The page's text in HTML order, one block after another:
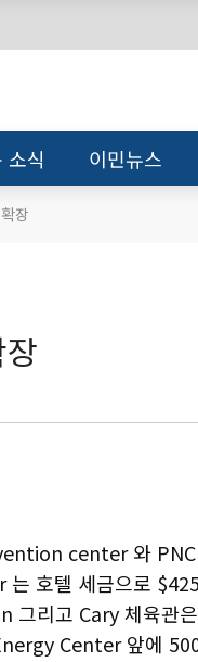
소식 이민뉴스
장
center 와
호텔 세금으로
그리고 Cary 체육관
Center 앞에